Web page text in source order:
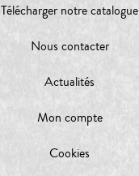
Télécharger notre catalogue
Nous contacter
Actualités
Mon compte
Cookies